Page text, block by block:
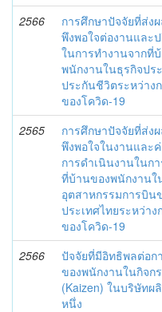
2566
การศึกษาปัจจัยที่ส่ง
พึงพอใจต่องานและ
ในการทำงานจากที่
พนักงานในธุรกิจปร
ประกันชีวิตระหว่าง
ของโควิด-19
2565
การศึกษาปัจจัยที่ส่ง
พึงพอใจในงานและ
การดำเนินงานในก
ที่บ้านของพนักงานใ
อุตสาหกรรมการบิน
ประเทศไทยระหว่าง
ของโควิด-19
2566
ปัจจัยที่มีอิทธิพลต่อก
ของพนักงานในกิจก
(Kaizen) ในบริษัทผ
หนึ่ง